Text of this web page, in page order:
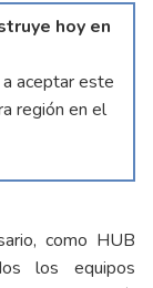
hoy en
aceptar este
región en el
como HUB
los equipos